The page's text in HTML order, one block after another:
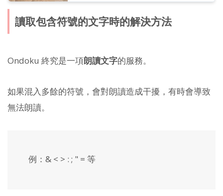
讀取包含符號的文字時的解決方法
Ondoku 終究是一項朗讀文字的服務。
如果混入多餘的符號，會對朗讀造成干擾，有時會導致
無法朗讀。
例：& < > : ; " = 等